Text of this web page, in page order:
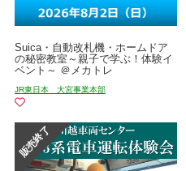
Suica・自動改札機・ホームドア
の秘密教室～親子で学ぶ！体験イ
ベント～ ＠メカトレ
JR東日本 大宮事業本部